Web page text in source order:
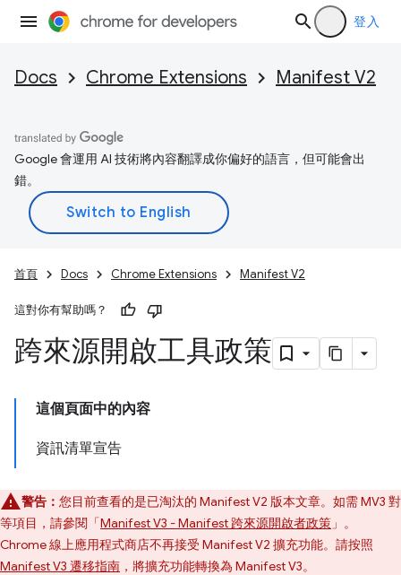
登入
Docs Chrome Extensions Manifest V2
Google 會運用 AI 技術將內容翻譯成你偏好的語言，但可能會出
錯。
首頁 Docs Chrome Extensions Manifest V2
這對你有幫助嗎？
跨來源開啟工具政策
這個頁面中的內容
資訊清單宣告
警告： 您目前查看的是已淘汰的 Manifest V2 版本文章。如需 MV3 對
等項目，請參閱「Manifest V3 - Manifest 跨來源開啟者政策 」。
Chrome 線上應用程式商店不再接受 Manifest V2 擴充功能。請按照
Manifest V3 遷移指南 ，將擴充功能轉換為 Manifest V3。